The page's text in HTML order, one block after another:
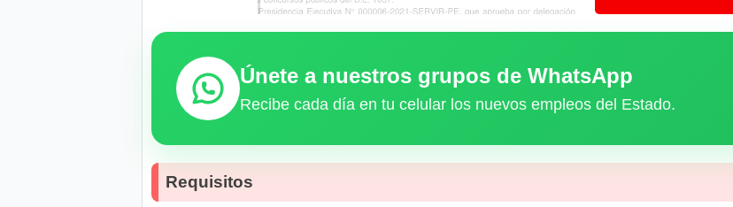
Únete a nuestros grupos de WhatsApp
Recibe cada día en tu celular los nuevos empleos del Estado.
Requisitos